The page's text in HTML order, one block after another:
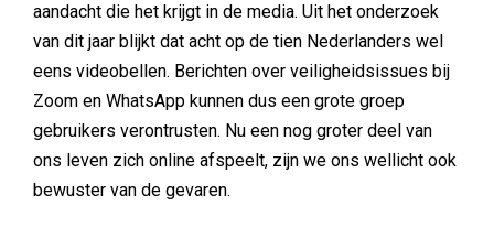
aandacht die het krijgt in de media. Uit het onderzoek
van dit jaar blijkt dat acht op de tien Nederlanders wel
eens videobellen. Berichten over veiligheidsissues bij
Zoom en WhatsApp kunnen dus een grote groep
gebruikers verontrusten. Nu een nog groter deel van
ons leven zich online afspeelt, zijn we ons wellicht ook
bewuster van de gevaren.